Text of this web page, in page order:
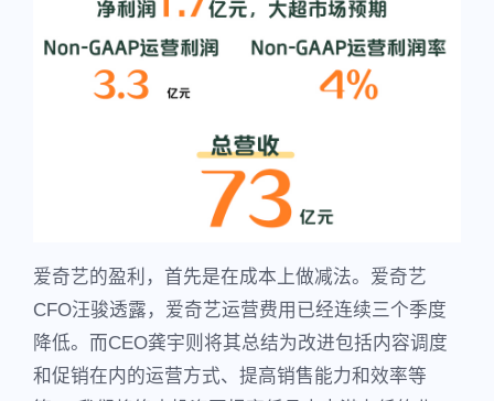
爱奇艺的盈利，首先是在成本上做减法。爱奇艺
CFO汪骏透露，爱奇艺运营费用已经连续三个季度
降低。而CEO龚宇则将其总结为改进包括内容调度
和促销在内的运营方式、提高销售能力和效率等